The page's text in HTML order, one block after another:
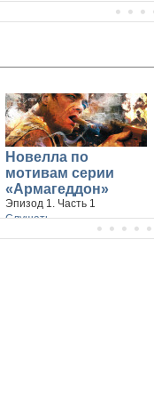
Новелла по
мотивам серии
«Армагеддон»
Эпизод 1. Часть 1
Слушать